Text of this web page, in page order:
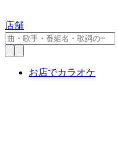
店舗
お店でカラオケ